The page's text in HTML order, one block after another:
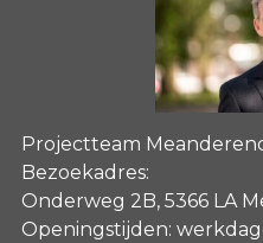
Projectteam
Bezoekadres:
Onderweg 2B, 5366 LA
Openingstijden: